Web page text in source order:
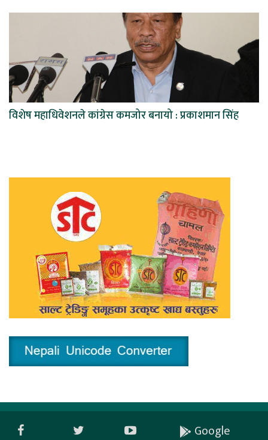
विशेष महाधिवेशनले कांग्रेस कमजोर बनायो : प्रकाशमान सिंह
Google